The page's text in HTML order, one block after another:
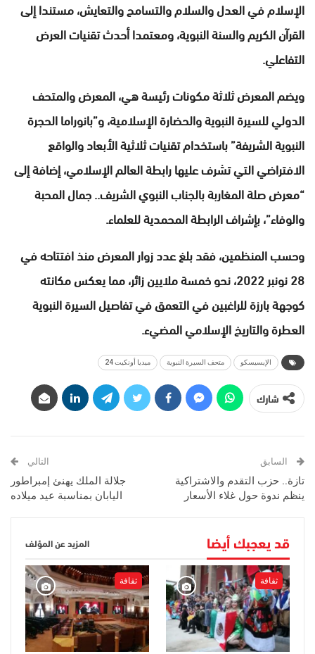
الإسلام في العدل والسلام والتسامح والتعايش، مستندا إلى
القرآن الكريم والسنة النبوية، ومعتمدا أحدث تقنيات العرض
التفاعلي.
ويضم المعرض ثلاثة مكونات رئيسة هي، المعرض والمتحف
الدولي للسيرة النبوية والحضارة الإسلامية، و”بانوراما الحجرة
النبوية الشريفة” باستخدام تقنيات ثلاثية الأبعاد والواقع
الافتراضي التي تشرف عليها رابطة العالم الإسلامي، إضافة إلى
“معرض صلة المغاربة بالجناب النبوي الشريف.. جمال المحبة
والوفاء”، بإشراف الرابطة المحمدية للعلماء.
وحسب المنظمين، فقد بلغ عدد زوار المعرض منذ افتتاحه في
28 نونبر 2022، نحو خمسة ملايين زائر، مما يعكس مكانته
كوجهة بارزة للراغبين في التعمق في تفاصيل السيرة النبوية
العطرة والتاريخ الإسلامي المضيء.
الإيسيسكو متحف السيرة النبوية ميديا أونكيت 24
شارك
السابق
تازة.. حزب التقدم والاشتراكية
ينظم ندوة حول غلاء الأسعار
التالي
جلالة الملك يهنئ إمبراطور
اليابان بمناسبة عيد ميلاده
قد يعجبك أيضا المزيد عن المؤلف
ثقافة ثقافة